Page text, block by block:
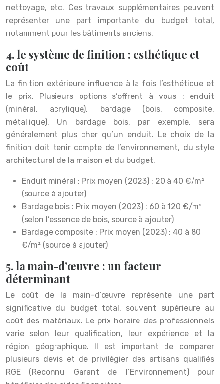
nettoyage, etc. Ces travaux supplémentaires peuvent
représenter une part importante du budget total,
notamment pour les bâtiments anciens.
4. le système de finition : esthétique et
coût
La finition extérieure influence à la fois l’esthétique et
le prix. Plusieurs options s’offrent à vous : enduit
(minéral, acrylique), bardage (bois, composite,
métallique). Un bardage bois, par exemple, sera
généralement plus cher qu’un enduit. Le choix de la
finition doit tenir compte de l’environnement, du style
architectural de la maison et du budget.
Enduit minéral : Prix moyen (2023) : 20 à 40 €/m²
(source à ajouter)
Bardage bois : Prix moyen (2023) : 60 à 120 €/m²
(selon l’essence de bois, source à ajouter)
Bardage composite : Prix moyen (2023) : 40 à 80
€/m² (source à ajouter)
5. la main-d’œuvre : un facteur
déterminant
Le coût de la main-d’œuvre représente une part
significative du budget total, souvent supérieure au
coût des matériaux. Le prix horaire des professionnels
varie selon leur qualification, leur expérience et la
région géographique. Il est important de comparer
plusieurs devis et de privilégier des artisans qualifiés
RGE (Reconnu Garant de l’Environnement) pour